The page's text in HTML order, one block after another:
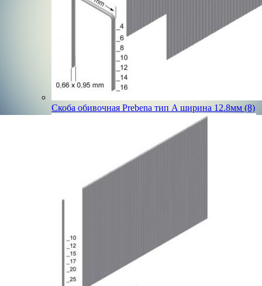
Скоба обивочная Prebena тип A ширина 12.8мм (8)